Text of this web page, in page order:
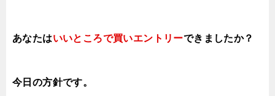
あなたはいいところで買いエントリーできましたか？
今日の方針です。